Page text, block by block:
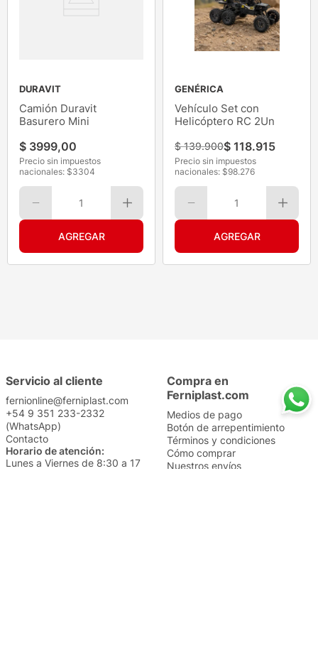
DURAVIT
Camión Duravit
Basurero Mini
$ 3999,00
Precio sin impuestos
nacionales: $3304
1
GENÉRICA
Vehículo Set con
Helicóptero RC 2Un
$ 139.900$ 118.915
Precio sin impuestos
nacionales: $98.276
1
Servicio al cliente
fernionline@ferniplast.com
+54 9 351 233-2332
(WhatsApp)
Contacto
Horario de atención:
Lunes a Viernes de 8:30 a 17
Compra en
Ferniplast.com
Medios de pago
Botón de arrepentimiento
Términos y condiciones
Cómo comprar
Nuestros envíos